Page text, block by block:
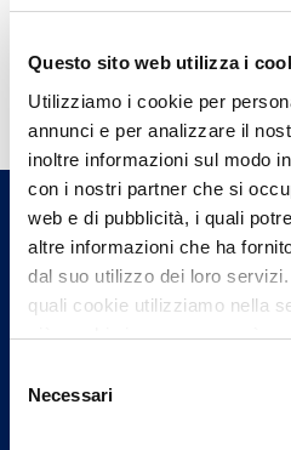
Questo sito web utilizza i
Utilizziamo i cookie per
annunci e per analizzare il
inoltre informazioni sul modo
con i nostri partner che si
web e di pubblicità, i quali
altre informazioni che ha
dal suo utilizzo dei loro
quali cookie utilizziamo nella
più su chi siamo, come può
può trovare nel footer del sito
delNecessari
Hai bisogno di
informazioni?
Trova l'Agenzia più
un nostro Agente.
Contattaci